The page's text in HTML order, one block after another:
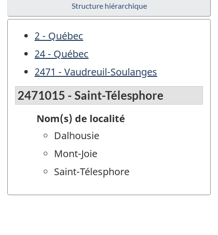
Structure hiérarchique
2 - Québec
24 - Québec
2471 - Vaudreuil-Soulanges
2471015 - Saint-Télesphore
Nom(s) de localité
Dalhousie
Mont-Joie
Saint-Télesphore